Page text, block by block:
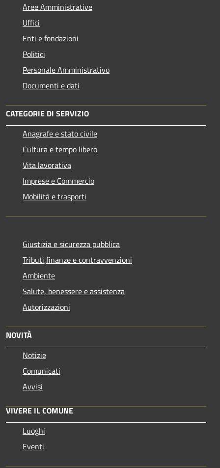
Aree Amministrative
Uffici
Enti e fondazioni
Politici
Personale Amministrativo
Documenti e dati
CATEGORIE DI SERVIZIO
Anagrafe e stato civile
Cultura e tempo libero
Vita lavorativa
Imprese e Commercio
Mobilità e trasporti
Giustizia e sicurezza pubblica
Tributi,finanze e contravvenzioni
Ambiente
Salute, benessere e assistenza
Autorizzazioni
NOVITÀ
Notizie
Comunicati
Avvisi
VIVERE IL COMUNE
Luoghi
Eventi